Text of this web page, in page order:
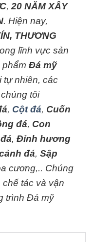
, 20 NĂM XÂY
. Hiện nay,
THƯƠNG
lĩnh vực sản
Đá mỹ
tự nhiên, các
tôi
, Cột đá, Cuốn
đá, Con
, Đỉnh hương
đá, Sập
cương,.. Chúng
chế tác và vận
trình Đá mỹ